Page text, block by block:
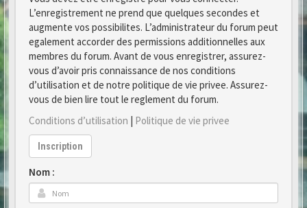
L’enregistrement ne prend que quelques secondes et
augmente vos possibilites. L’administrateur du forum peut
egalement accorder des permissions additionnelles aux
membres du forum. Avant de vous enregistrer, assurez-
vous d’avoir pris connaissance de nos conditions
d’utilisation et de notre politique de vie privee. Assurez-
vous de bien lire tout le reglement du forum.
Conditions d’utilisation | Politique de vie privee
Inscription
Nom :